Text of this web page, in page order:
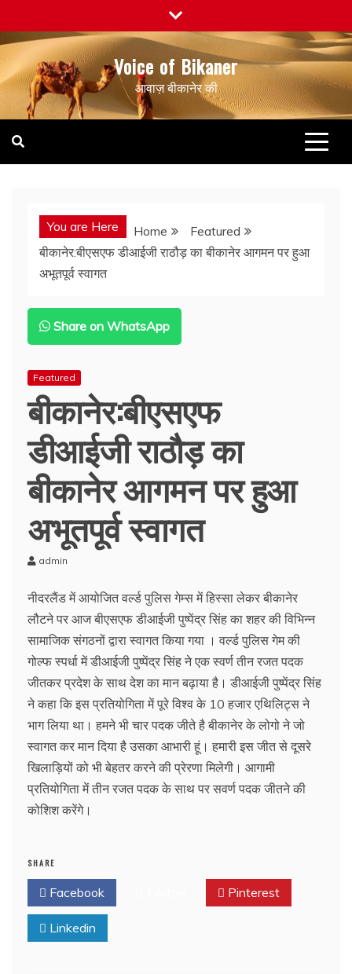
to
content
Voice of Bikaner
आवाज़ बीकानेर की
You are Here Home
Featured
बीकानेर:बीएसएफ डीआईजी राठौड़ का बीकानेर आगमन पर हुआ
अभूतपूर्व स्वागत
Share on WhatsApp
Featured
बीकानेर:बीएसएफ
डीआईजी राठौड़ का
बीकानेर आगमन पर हुआ
अभूतपूर्व स्वागत
admin
नीदरलैंड में आयोजित वर्ल्ड पुलिस गेम्स में हिस्सा लेकर बीकानेर
लौटने पर आज बीएसएफ डीआईजी पुष्पेंद्र सिंह का शहर की विभिन्न
सामाजिक संगठनों द्वारा स्वागत किया गया । वर्ल्ड पुलिस गेम की
गोल्फ स्पर्धा में डीआईजी पुष्पेंद्र सिंह ने एक स्वर्ण तीन रजत पदक
जीतकर प्रदेश के साथ देश का मान बढ़ाया है। डीआईजी पुष्पेंद्र सिंह
ने कहा कि इस प्रतियोगिता में पूरे विश्व के 10 हजार एथिलिट्स ने
भाग लिया था। हमने भी चार पदक जीते है बीकानेर के लोगो ने जो
स्वागत कर मान दिया है उसका आभारी हूं। हमारी इस जीत से दूसरे
खिलाड़ियों को भी बेहतर करने की प्रेरणा मिलेगी। आगामी
प्रतियोगिता में तीन रजत पदक के साथ पर सवर्ण पदक जीतने की
कोशिश करेंगे।
SHARE
Facebook Pinterest
Linkedin